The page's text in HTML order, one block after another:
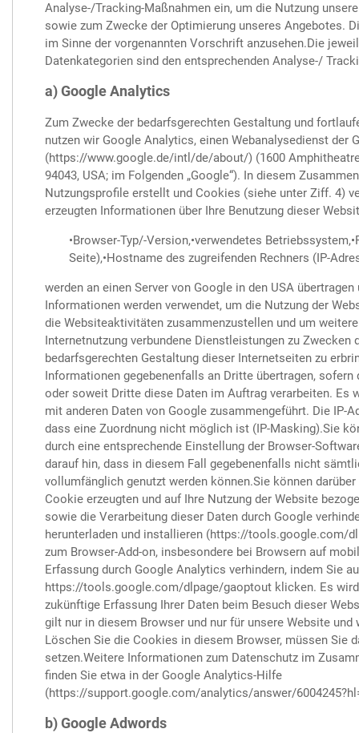
Analyse-/Tracking-Maßnahmen ein, um die Nutzung
sowie zum Zwecke der Optimierung unseres Angebotes.
im Sinne der vorgenannten Vorschrift anzusehen.Die
Datenkategorien sind den entsprechenden Analyse-/
a) Google Analytics
Zum Zwecke der bedarfsgerechten Gestaltung und
nutzen wir Google Analytics, einen Webanalysedienst der
(https://www.google.de/intl/de/about/) (1600
94043, USA; im Folgenden „Google“). In diesem
Nutzungsprofile erstellt und Cookies (siehe unter Ziff. 4)
erzeugten Informationen über Ihre Benutzung dieser
•Browser-Typ/-Version,•verwendetes
Seite),•Hostname des zugreifenden Rechners (IP-
werden an einen Server von Google in den USA
Informationen werden verwendet, um die Nutzung der
die Websiteaktivitäten zusammenzustellen und um
Internetnutzung verbundene Dienstleistungen zu Zwecken
bedarfsgerechten Gestaltung dieser Internetseiten zu
Informationen gegebenenfalls an Dritte übertragen,
oder soweit Dritte diese Daten im Auftrag verarbeiten. Es
mit anderen Daten von Google zusammengeführt. Die IP-
dass eine Zuordnung nicht möglich ist (IP-Masking).Sie
durch eine entsprechende Einstellung der Browser-
darauf hin, dass in diesem Fall gegebenenfalls nicht
vollumfänglich genutzt werden können.Sie können
Cookie erzeugten und auf Ihre Nutzung der Website
sowie die Verarbeitung dieser Daten durch Google
herunterladen und installieren (https://tools.google.com/
zum Browser-Add-on, insbesondere bei Browsern auf
Erfassung durch Google Analytics verhindern, indem Sie
https://tools.google.com/dlpage/gaoptout klicken. Es
zukünftige Erfassung Ihrer Daten beim Besuch dieser
gilt nur in diesem Browser und nur für unsere Website und
Löschen Sie die Cookies in diesem Browser, müssen Sie
setzen.Weitere Informationen zum Datenschutz im
finden Sie etwa in der Google Analytics-Hilfe
(https://support.google.com/analytics/answer/
b) Google Adwords